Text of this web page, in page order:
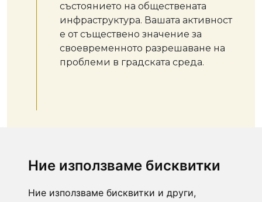
Ние използваме бисквитки
Ние използваме бисквитки и други,
състоянието на обществената
инфраструктура. Вашата активност
е от съществено значение за
своевременното разрешаване на
проблеми в градската среда.